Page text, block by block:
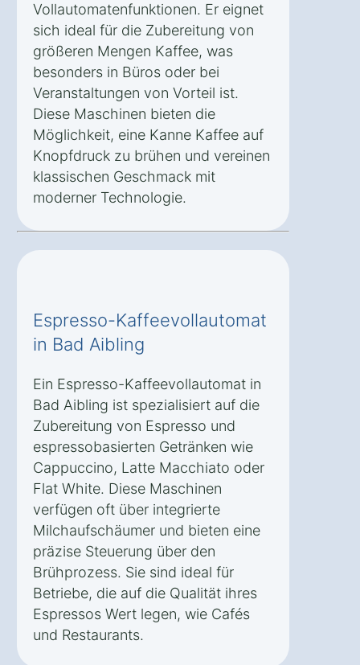
Vollautomatenfunktionen. Er eignet
sich ideal für die Zubereitung von
größeren Mengen Kaffee, was
besonders in Büros oder bei
Veranstaltungen von Vorteil ist.
Diese Maschinen bieten die
Möglichkeit, eine Kanne Kaffee auf
Knopfdruck zu brühen und vereinen
klassischen Geschmack mit
moderner Technologie.
Espresso-Kaffeevollautomat
in Bad Aibling
Ein Espresso-Kaffeevollautomat in
Bad Aibling ist spezialisiert auf die
Zubereitung von Espresso und
espressobasierten Getränken wie
Cappuccino, Latte Macchiato oder
Flat White. Diese Maschinen
verfügen oft über integrierte
Milchaufschäumer und bieten eine
präzise Steuerung über den
Brühprozess. Sie sind ideal für
Betriebe, die auf die Qualität ihres
Espressos Wert legen, wie Cafés
und Restaurants.